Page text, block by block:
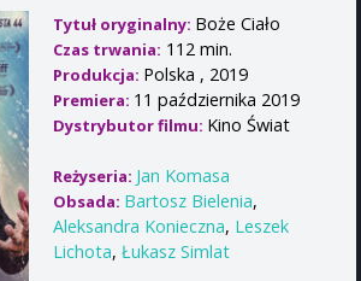
Tytuł oryginalny: Boże Ciało
Czas trwania: 112 min.
Produkcja: Polska , 2019
Premiera: 11 października 2019
Dystrybutor filmu: Kino Świat
Reżyseria: Jan Komasa
Obsada: Bartosz Bielenia,
Aleksandra Konieczna, Leszek
Lichota, Łukasz Simlat